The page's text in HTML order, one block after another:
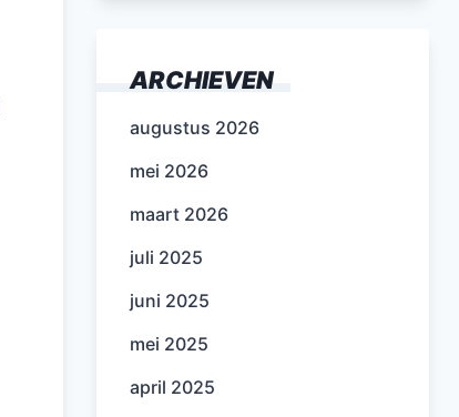
ARCHIEVEN
augustus 2026
mei 2026
maart 2026
juli 2025
juni 2025
mei 2025
april 2025